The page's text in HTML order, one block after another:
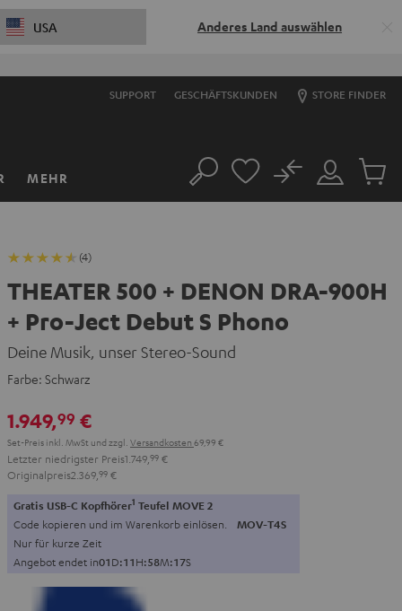
USA Anderes Land auswählen
SUPPORT GESCHÄFTSKUNDEN STORE FINDER
MEHR Suche
Mein
Konto
No
Artikel
(4)
THEATER 500 + DENON DRA-900H
+ Pro-Ject Debut S Phono
Deine Musik, unser Stereo-Sound
Farbe: Schwarz
1.949,99 €
Set-Preis inkl. MwSt und zzgl. Versandkosten 69,99 €
Letzter niedrigster Preis1.749, 99 €
Originalpreis2.369, 99 €
Gratis USB-C Kopfhörer1 Teufel MOVE 2
Code kopieren und im Warenkorb einlösen. MOV-T4S
Nur für kurze Zeit
Angebot endet in01D:11H:58M:16S